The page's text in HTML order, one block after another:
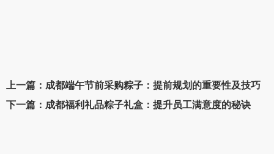
上一篇：成都端午节前采购粽子：提前规划的重要性及技巧
下一篇：成都福利礼品粽子礼盒：提升员工满意度的秘诀